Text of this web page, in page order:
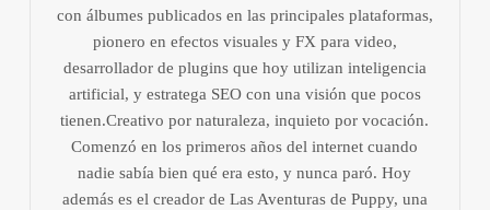
con álbumes publicados en las principales plataformas,
pionero en efectos visuales y FX para video,
desarrollador de plugins que hoy utilizan inteligencia
artificial, y estratega SEO con una visión que pocos
tienen.Creativo por naturaleza, inquieto por vocación.
Comenzó en los primeros años del internet cuando
nadie sabía bien qué era esto, y nunca paró. Hoy
además es el creador de Las Aventuras de Puppy, una